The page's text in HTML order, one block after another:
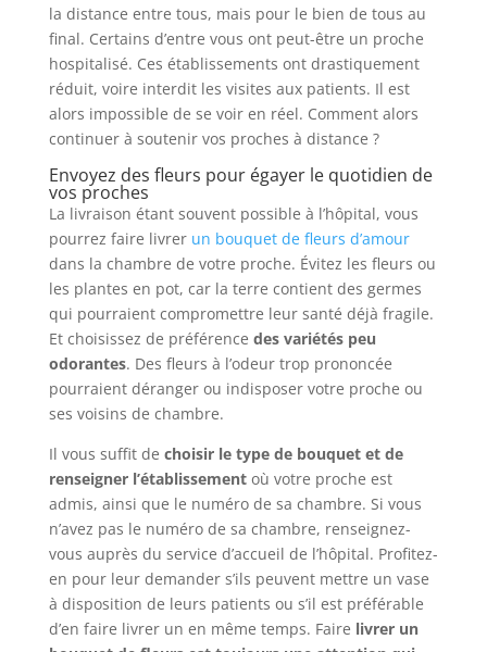
la distance entre tous, mais pour le bien de tous au
final. Certains d’entre vous ont peut-être un proche
hospitalisé. Ces établissements ont drastiquement
réduit, voire interdit les visites aux patients. Il est
alors impossible de se voir en réel. Comment alors
continuer à soutenir vos proches à distance ?
Envoyez des fleurs pour égayer le quotidien de
vos proches
La livraison étant souvent possible à l’hôpital, vous
pourrez faire livrer un bouquet de fleurs d’amour
dans la chambre de votre proche. Évitez les fleurs ou
les plantes en pot, car la terre contient des germes
qui pourraient compromettre leur santé déjà fragile.
Et choisissez de préférence des variétés peu
odorantes. Des fleurs à l’odeur trop prononcée
pourraient déranger ou indisposer votre proche ou
ses voisins de chambre.
Il vous suffit de choisir le type de bouquet et de
renseigner l’établissementoù votre proche est
admis, ainsi que le numéro de sa chambre. Si vous
n’avez pas le numéro de sa chambre, renseignez-
vous auprès du service d’accueil de l’hôpital. Profitez-
en pour leur demander s’ils peuvent mettre un vase
à disposition de leurs patients ou s’il est préférable
d’en faire livrer un en même temps. Faire livrer un